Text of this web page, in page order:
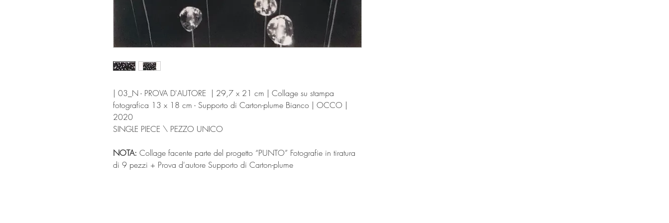
| 03_N - PROVA D'AUTORE | 29,7 x 21 cm | Collage su stampa
fotografica 13 x 18 cm - Supporto di Carton-plume Bianco | OCCO |
2020
SINGLE PIECE \ PEZZO UNICO
NOTA: Collage facente parte del progetto “PUNTO” Fotografie in tiratura
di 9 pezzi + Prova d'autore Supporto di Carton-plume